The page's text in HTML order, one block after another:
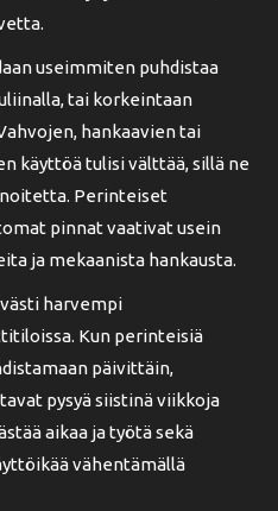
useimmiten puhdistaa
tai korkeintaan
hankaavien tai
käyttöä tulisi välttää, sillä ne
Perinteiset
pinnat vaativat usein
ja mekaanista hankausta.
harvempi
Kun perinteisiä
päivittäin,
pysyä siistinä viikkoja
aikaa ja työtä sekä
vähentämällä